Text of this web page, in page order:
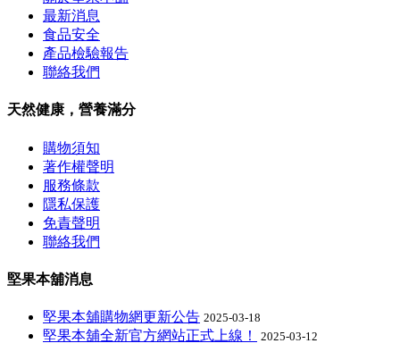
最新消息
食品安全
產品檢驗報告
聯絡我們
天然健康，營養滿分
購物須知
著作權聲明
服務條款
隱私保護
免責聲明
聯絡我們
堅果本舖消息
堅果本舖購物網更新公告 2025-03-18
堅果本舖全新官方網站正式上線！ 2025-03-12